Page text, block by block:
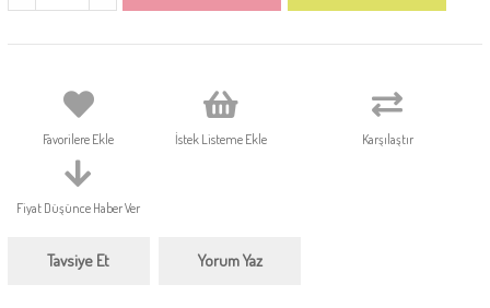
Favorilere Ekle İstek Listeme Ekle Karşılaştır
Fiyat Düşünce Haber Ver
Tavsiye Et Yorum Yaz